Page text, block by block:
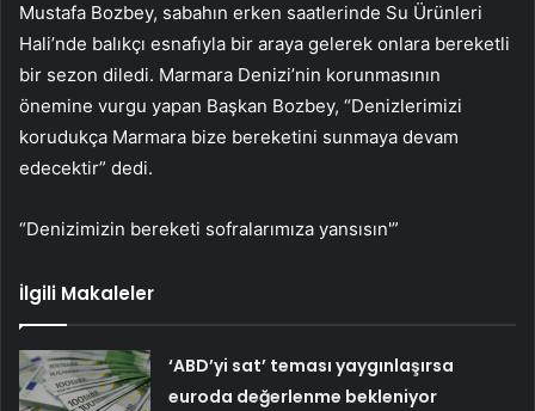
Mustafa Bozbey, sabahın erken saatlerinde Su Ürünleri
Hali’nde balıkçı esnafıyla bir araya gelerek onlara bereketli
bir sezon diledi. Marmara Denizi’nin korunmasının
önemine vurgu yapan Başkan Bozbey, “Denizlerimizi
korudukça Marmara bize bereketini sunmaya devam
edecektir” dedi.
“Denizimizin bereketi sofralarımıza yansısın'”
İlgili Makaleler
‘ABD’yi sat’ teması yaygınlaşırsa
euroda değerlenme bekleniyor